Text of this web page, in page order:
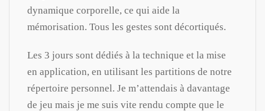
dynamique corporelle, ce qui aide la
mémorisation. Tous les gestes sont décortiqués.
Les 3 jours sont dédiés à la technique et la mise
en application, en utilisant les partitions de notre
répertoire personnel. Je m’attendais à davantage
de jeu mais je me suis vite rendu compte que le